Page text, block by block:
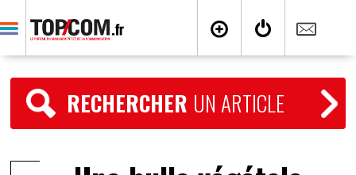
RECHERCHER UN ARTICLE